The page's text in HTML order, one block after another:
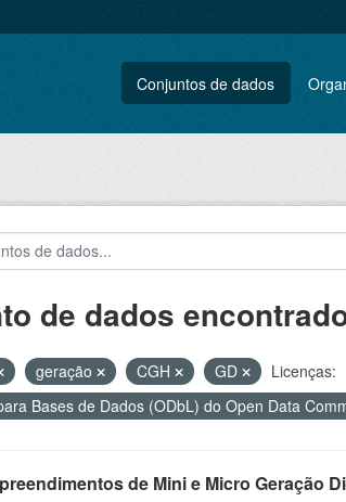
Conjuntos de dados
de dados
geração CGH GD
Licenças:
Bases de Dados (ODbL) do Open Data
de Mini e Micro Geração